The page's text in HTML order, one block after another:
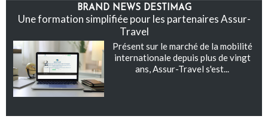
BRAND NEWS DESTIMAG
Une formation simplifiée pour les partenaires Assur-
Travel
Présent sur le marché de la mobilité
internationale depuis plus de vingt
ans, Assur-Travel s'est...